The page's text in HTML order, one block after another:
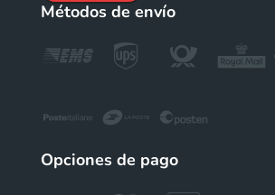
Métodos de envío
Opciones de pago